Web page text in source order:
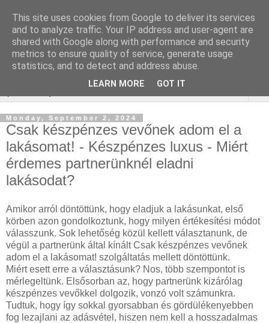
Keresőoptimalizálás :
autóvizsgálat
Monday, September 2, 2024
Csak készpénzes vevőnek adom el a
lakásomat! - Készpénzes luxus - Miért
érdemes partnerünknél eladni
lakásodat?
Amikor arról döntöttünk, hogy eladjuk a lakásunkat, első
körben azon gondolkoztunk, hogy milyen értékesítési módot
válasszunk. Sok lehetőség közül kellett választanunk, de
végül a partnerünk által kínált Csak készpénzes vevőnek
adom el a lakásomat! szolgáltatás mellett döntöttünk.
Miért esett erre a választásunk? Nos, több szempontot is
mérlegeltünk. Elsősorban az, hogy partnerünk kizárólag
készpénzes vevőkkel dolgozik, vonzó volt számunkra.
Tudtuk, hogy így sokkal gyorsabban és gördülékenyebben
fog lezajlani az adásvétel, hiszen nem kell a hosszadalmas
This site uses cookies from Google to deliver its services
and to analyze traffic. Your IP address and user-agent are
shared with Google along with performance and security
metrics to ensure quality of service, generate usage
statistics, and to detect and address abuse.
LEARN MORE GOT IT